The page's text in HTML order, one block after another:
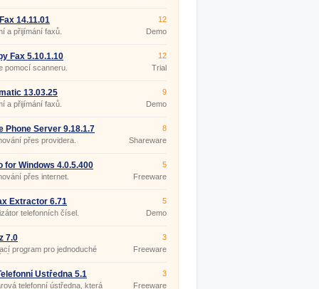
14.11.01
a přijímání faxů.
12
Demo
Fax 5.10.1.10
pomocí scanneru.
12
Trial
13.03.25
a přijímání faxů.
9
Demo
Phone Server 9.18.1.7
přes providera.
8
Shareware
for Windows 4.0.5.400
přes internet.
5
Freeware
Extractor 6.71
telefonních čísel.
5
Demo
7.0
program pro jednoduché
faxů z PC.
3
Freeware
Ústředna 5.1
telefonní ústředna, která
3
Freeware